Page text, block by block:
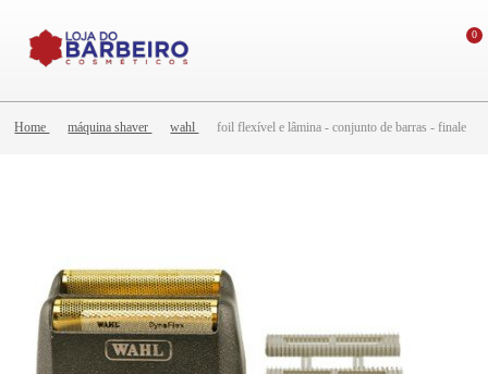
0
Home máquina shaver wahl foil flexível e lâmina - conjunto de barras - finale